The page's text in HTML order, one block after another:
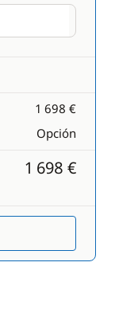
1 698 €
Opción
1 698 €